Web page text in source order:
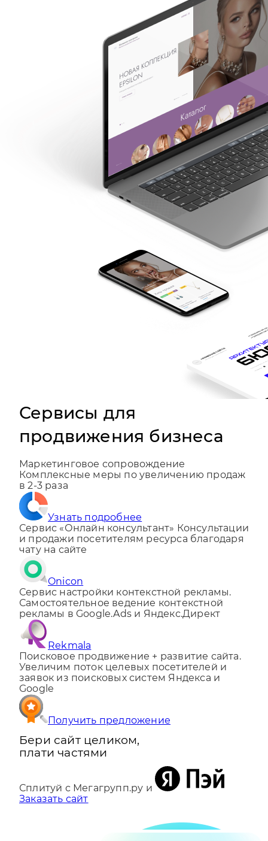
Сервисы для
продвижения бизнеса
Маркетинговое сопровождение
Комплексные меры по увеличению продаж
в 2-3 раза
Узнать подробнее
Сервис «Онлайн консультант»Консультации
и продажи посетителям ресурса благодаря
чату на сайте
Onicon
Сервис настройки контекстной рекламы.
Самостоятельное ведение контекстной
рекламы в Google.Ads и Яндекс.Директ
Rekmala
Поисковое продвижение + развитие сайта.
Увеличим поток целевых посетителей и
заявок из поисковых систем Яндекса и
Google
Бери сайт целиком,
Сплитуй с Мегагрупп.ру и